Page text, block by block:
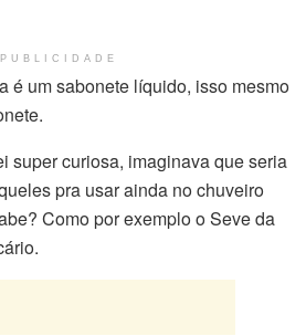
PUBLICIDADE
é um sabonete líquido, isso mesmo
super curiosa, imaginava que seria
pra usar ainda no chuveiro
Como por exemplo o Seve da